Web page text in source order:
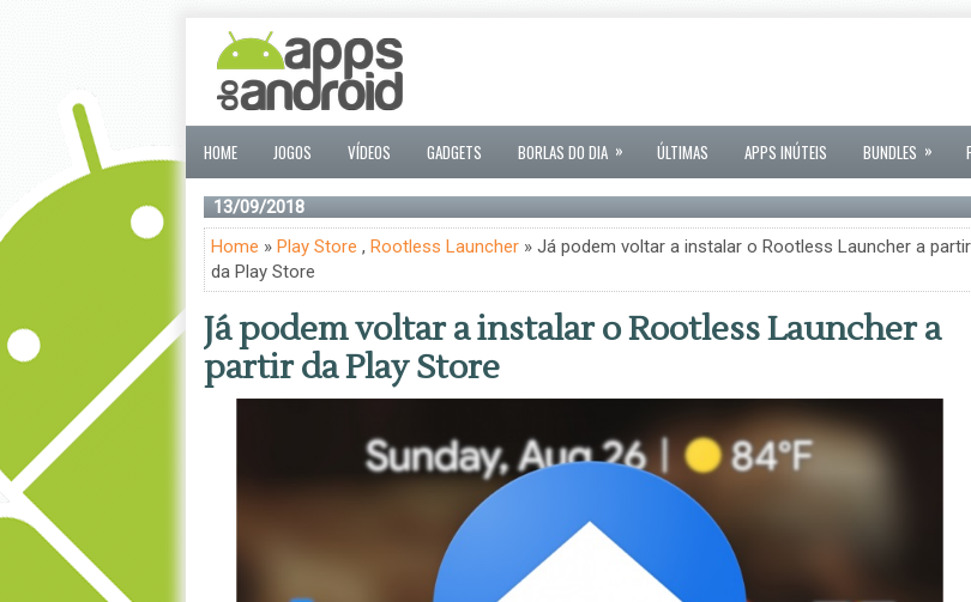
HOME JOGOS VÍDEOS GADGETS BORLAS DO DIA » ÚLTIMAS APPS INÚTEIS BUNDLES »
13/09/2018
Home » Play Store , Rootless Launcher» Já podem voltar a instalar o Rootless Launcher a partir
da Play Store
Já podem voltar a instalar o Rootless Launcher a
partir da Play Store